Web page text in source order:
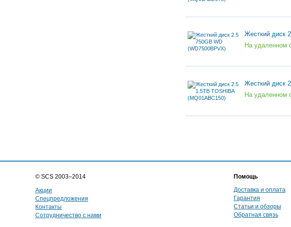
Жесткий диск
На удаленном
Жесткий диск
На удаленном
© SCS 2003–2014
Акции
Спецпредложения
Контакты
Сотрудничество с нами
Помощь
Доставка и оплата
Гарантия
Статьи и обзоры
Обратная связь